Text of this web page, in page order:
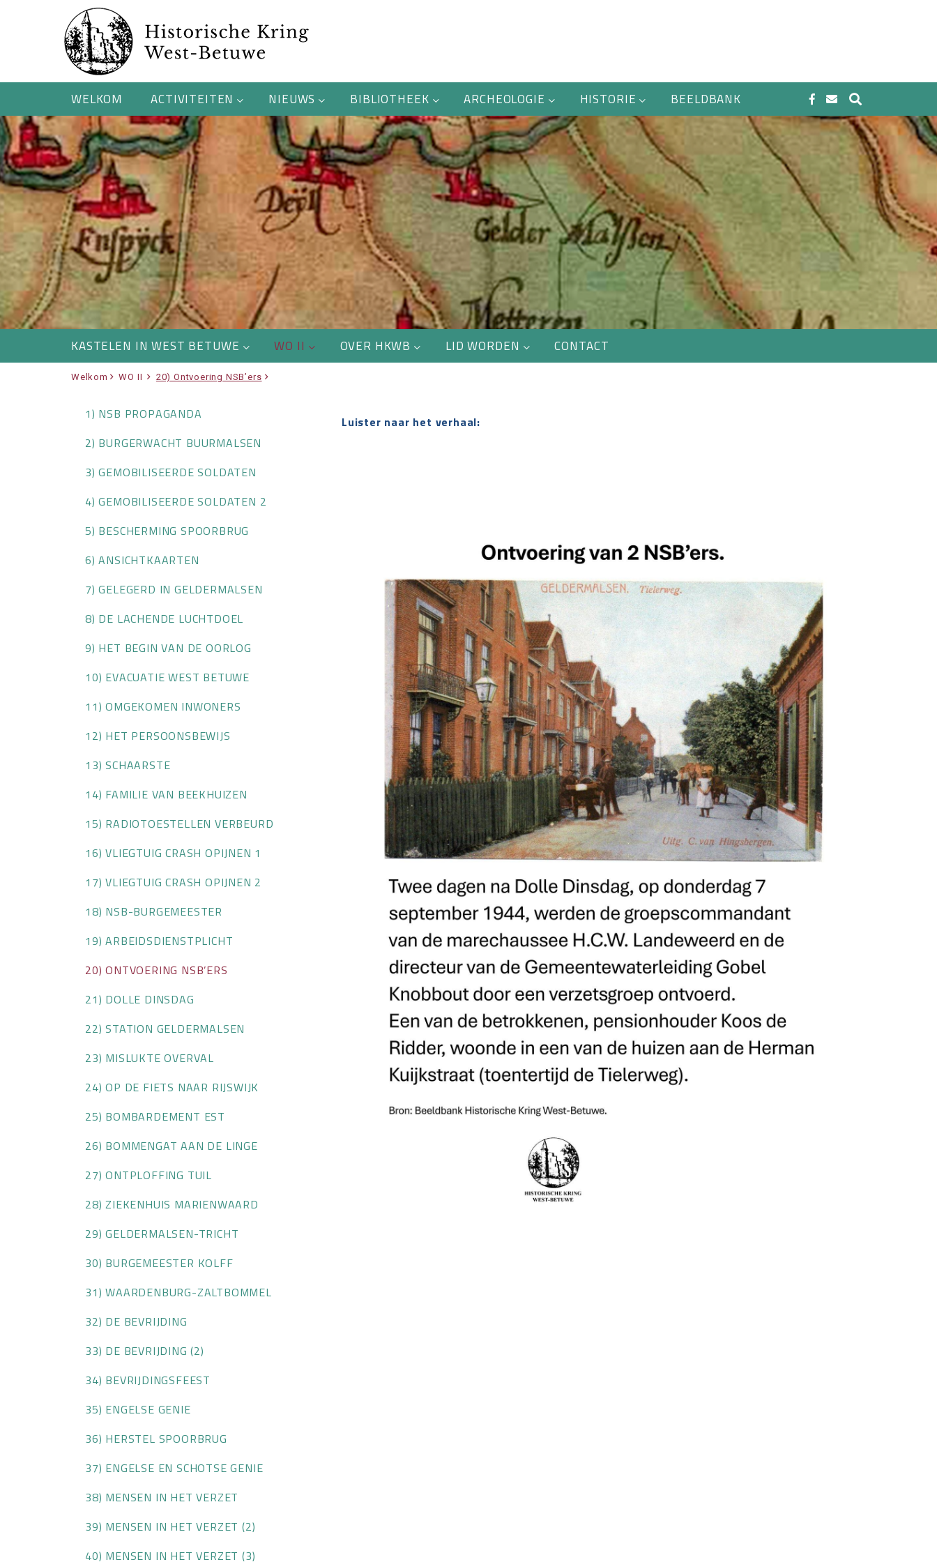
WELKOM ACTIVITEITEN NIEUWS BIBLIOTHEEK ARCHEOLOGIE HISTORIE BEELDBANK
KASTELEN IN WEST BETUWE WO II OVER HKWB LID WORDEN CONTACT
Welkom WO II 20) Ontvoering NSB’ers
1) NSB PROPAGANDA
2) BURGERWACHT BUURMALSEN
3) GEMOBILISEERDE SOLDATEN
4) GEMOBILISEERDE SOLDATEN 2
5) BESCHERMING SPOORBRUG
6) ANSICHTKAARTEN
7) GELEGERD IN GELDERMALSEN
8) DE LACHENDE LUCHTDOEL
9) HET BEGIN VAN DE OORLOG
10) EVACUATIE WEST BETUWE
11) OMGEKOMEN INWONERS
12) HET PERSOONSBEWIJS
13) SCHAARSTE
14) FAMILIE VAN BEEKHUIZEN
15) RADIOTOESTELLEN VERBEURD
16) VLIEGTUIG CRASH OPIJNEN 1
17) VLIEGTUIG CRASH OPIJNEN 2
18) NSB-BURGEMEESTER
19) ARBEIDSDIENSTPLICHT
20) ONTVOERING NSB’ERS
21) DOLLE DINSDAG
22) STATION GELDERMALSEN
23) MISLUKTE OVERVAL
24) OP DE FIETS NAAR RIJSWIJK
25) BOMBARDEMENT EST
26) BOMMENGAT AAN DE LINGE
27) ONTPLOFFING TUIL
28) ZIEKENHUIS MARIENWAARD
29) GELDERMALSEN-TRICHT
30) BURGEMEESTER KOLFF
31) WAARDENBURG-ZALTBOMMEL
32) DE BEVRIJDING
33) DE BEVRIJDING (2)
34) BEVRIJDINGSFEEST
35) ENGELSE GENIE
36) HERSTEL SPOORBRUG
37) ENGELSE EN SCHOTSE GENIE
38) MENSEN IN HET VERZET
39) MENSEN IN HET VERZET (2)
40) MENSEN IN HET VERZET (3)
Luister naar het verhaal: